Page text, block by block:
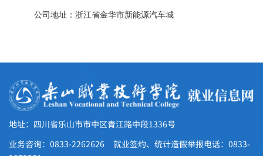
公司地址： 浙江省金华市新能源汽车城
地址：四川省乐山市市中区青江路中段1336号
业务咨询：0833-2262626 就业签约、统计造假举报电话：0833-